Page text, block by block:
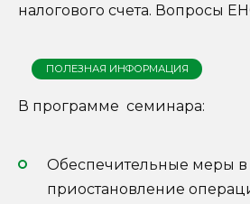
налогового счета. Вопросы
ПОЛЕЗНАЯ ИНФОРМАЦИЯ
В программе семинара:
Обеспечительные меры в
приостановление